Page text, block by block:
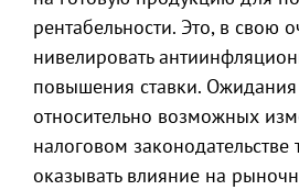
рентабельности. Это, в свою
нивелировать
повышения ставки. Ожидания
относительно возможных
налоговом законодательстве
оказывать влияние на